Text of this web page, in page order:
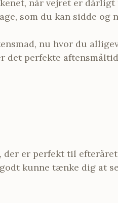
når vejret er
som du kan sidde og
nu hvor du
det perfekte
er perfekt til
kunne tænke dig at